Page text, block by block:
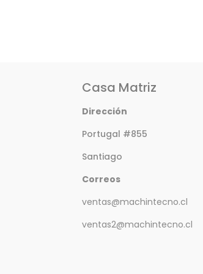
Casa Matriz
Dirección
Portugal #855
Santiago
Correos
ventas@machintecno.cl
ventas2@machintecno.cl